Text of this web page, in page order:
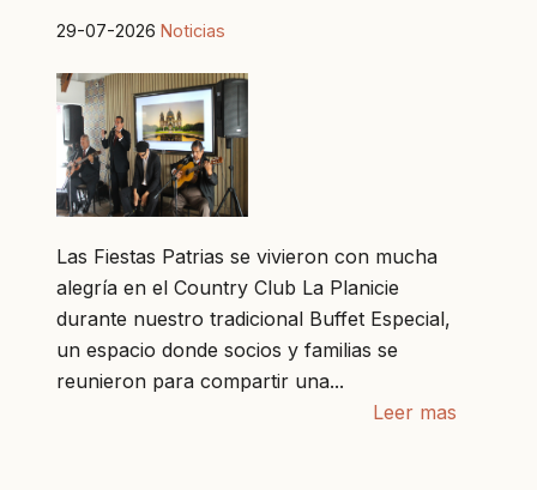
29-07-2026 Noticias
Las Fiestas Patrias se vivieron con mucha
alegría en el Country Club La Planicie
durante nuestro tradicional Buffet Especial,
un espacio donde socios y familias se
reunieron para compartir una...
Leer mas